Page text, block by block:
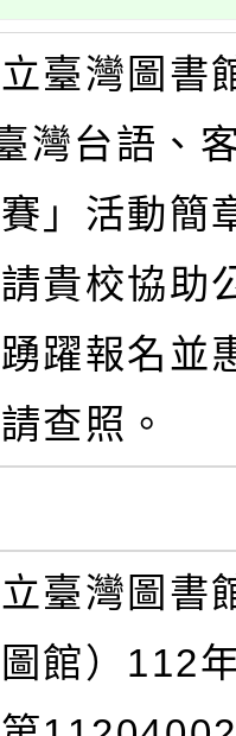
臺灣圖書
灣台語、
」活動簡
貴校協助
躍報名並
查照。
臺灣圖書
館）112